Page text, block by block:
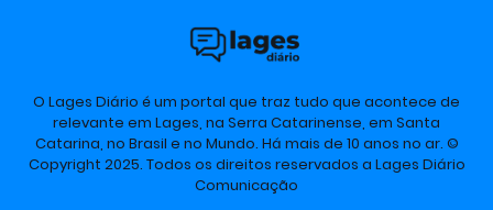
O Lages Diário é um portal que traz tudo que acontece de
relevante em Lages, na Serra Catarinense, em Santa
Catarina, no Brasil e no Mundo. Há mais de 10 anos no ar. ©
Copyright 2025. Todos os direitos reservados a Lages Diário
Comunicação